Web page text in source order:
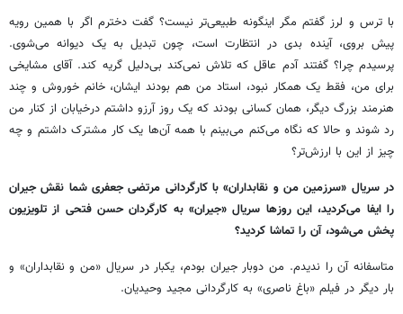
با ترس و لرز گفتم مگر اینگونه طبیعی‌تر نیست؟ گفت دخترم اگر با همین رویه
پیش بروی، آینده بدی در انتظارت است، چون تبدیل به یک دیوانه می‌شوی.
پرسیدم چرا؟ گفتند آدم عاقل که تلاش نمی‌کند بی‌دلیل گریه کند. آقای مشایخی
برای من، فقط یک همکار نبود، استاد من هم بودند ایشان، خانم خوروش و چند
هنرمند بزرگ دیگر، همان کسانی بودند که یک روز آرزو داشتم درخیابان از کنار من
رد شوند و حالا که نگاه می‌کنم می‌بینم با همه آن‌ها یک کار مشترک داشتم و چه
چیز از این با ارزش‌تر؟
در سریال «سرزمین من و نقابداران» با کارگردانی مرتضی جعفری شما نقش جیران
را ایفا می‌کردید، این روزها سریال «جیران» به کارگردان حسن فتحی از تلویزیون
پخش می‌شود، آن را تماشا کردید؟
متاسفانه آن را ندیدم. من دوبار جیران بودم، یکبار در سریال «من و نقابداران» و
بار دیگر در فیلم «باغ ناصری» به کارگردانی مجید وحیدیان.